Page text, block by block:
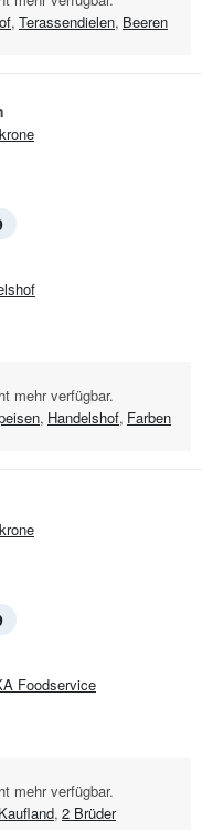
, Terassendielen, Beeren
mehr verfügbar.
, Handelshof, Farben
Foodservice
mehr verfügbar.
Kaufland, 2 Brüder